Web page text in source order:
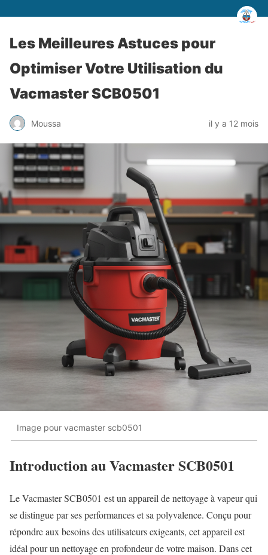
Les Meilleures Astuces pour
Optimiser Votre Utilisation du
Vacmaster SCB0501
Moussa il y a 12 mois
Image pour vacmaster scb0501
Introduction au Vacmaster SCB0501
Le Vacmaster SCB0501 est un appareil de nettoyage à vapeur qui
se distingue par ses performances et sa polyvalence. Conçu pour
répondre aux besoins des utilisateurs exigeants, cet appareil est
idéal pour un nettoyage en profondeur de votre maison. Dans cet